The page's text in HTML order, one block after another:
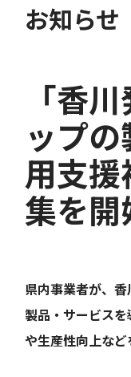
お知らせ
「香
ップ
用支
集を開
県内事業者が、
製品・サービス
や生産性向上な